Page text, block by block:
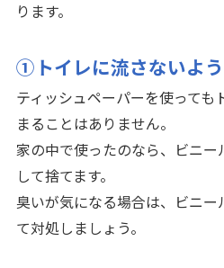
ります。
①トイレに流さないよ
ティッシュペーパーを使っても
まることはありません。
家の中で使ったのなら、ビニー
して捨てます。
臭いが気になる場合は、ビニー
て対処しましょう。